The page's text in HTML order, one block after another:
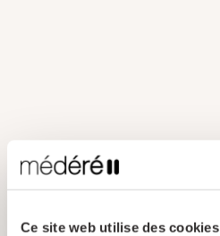
Ce site web utilise des cookies